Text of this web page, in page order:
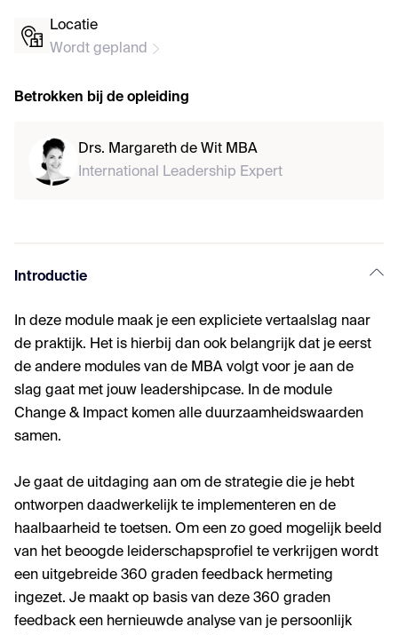
Introductie
In deze module maak je een expliciete vertaalslag naar
de praktijk. Het is hierbij dan ook belangrijk dat je eerst
de andere modules van de MBA volgt voor je aan de
slag gaat met jouw leadershipcase. In de module
Change & Impact komen alle duurzaamheidswaarden
samen.
Je gaat de uitdaging aan om de strategie die je hebt
ontworpen daadwerkelijk te implementeren en de
haalbaarheid te toetsen. Om een zo goed mogelijk beeld
van het beoogde leiderschapsprofiel te verkrijgen wordt
een uitgebreide 360 graden feedback hermeting
ingezet. Je maakt op basis van deze 360 graden
feedback een hernieuwde analyse van je persoonlijk
Locatie
Wordt gepland
Betrokken bij de opleiding
Drs. Margareth de Wit MBA
International Leadership Expert